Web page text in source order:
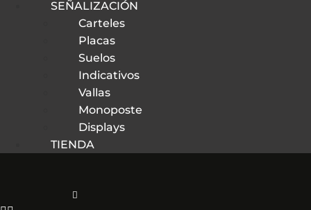
SEÑALIZACIÓN
Carteles
Placas
Suelos
Indicativos
Vallas
Monoposte
Displays
TIENDA